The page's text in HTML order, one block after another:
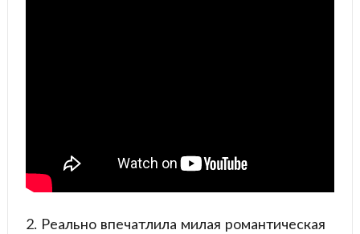
2. Реально впечатлила милая романтическая